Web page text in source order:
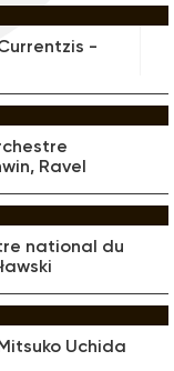
-
Ravel
national du
Uchida